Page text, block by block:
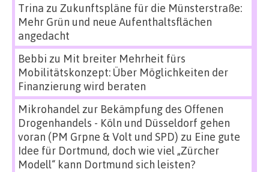
Trina zu Zukunftspläne für die Münsterstraße:
Mehr Grün und neue Aufenthaltsflächen
angedacht
Bebbi zu Mit breiter Mehrheit fürs
Mobilitätskonzept: Über Möglichkeiten der
Finanzierung wird beraten
Mikrohandel zur Bekämpfung des Offenen
Drogenhandels - Köln und Düsseldorf gehen
voran (PM Grpne & Volt und SPD) zu Eine gute
Idee für Dortmund, doch wie viel „Zürcher
Modell“ kann Dortmund sich leisten?